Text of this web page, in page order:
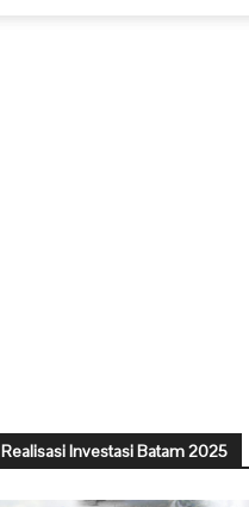
Realisasi Investasi Batam 2025